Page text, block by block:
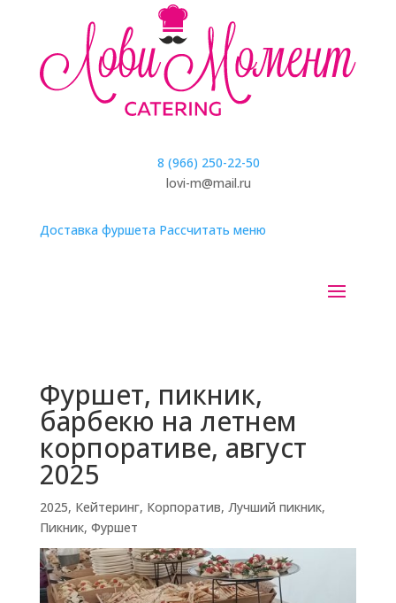
8 (966) 250-22-50
lovi-m@mail.ru
Доставка фуршета Рассчитать меню
Фуршет, пикник,
барбекю на летнем
корпоративе, август
2025
2025, Кейтеринг, Корпоратив, Лучший пикник,
Пикник, Фуршет